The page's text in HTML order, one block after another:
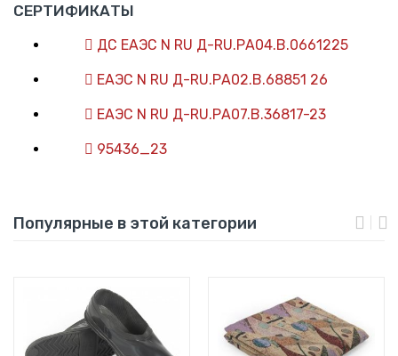
СЕРТИФИКАТЫ
ДС ЕАЭС N RU Д-RU.РА04.В.0661225
ЕАЭС N RU Д-RU.РА02.В.68851 26
ЕАЭС N RU Д-RU.РА07.В.36817-23
95436_23
Популярные в этой категории